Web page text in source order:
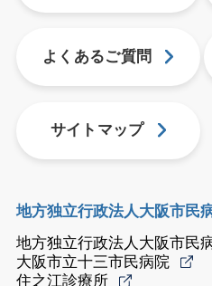
よくあるご質問
サイトマップ
地方独立行政法人大阪市民
地方独立行政法人大阪市民
大阪市立十三市民病院
住之江診療所